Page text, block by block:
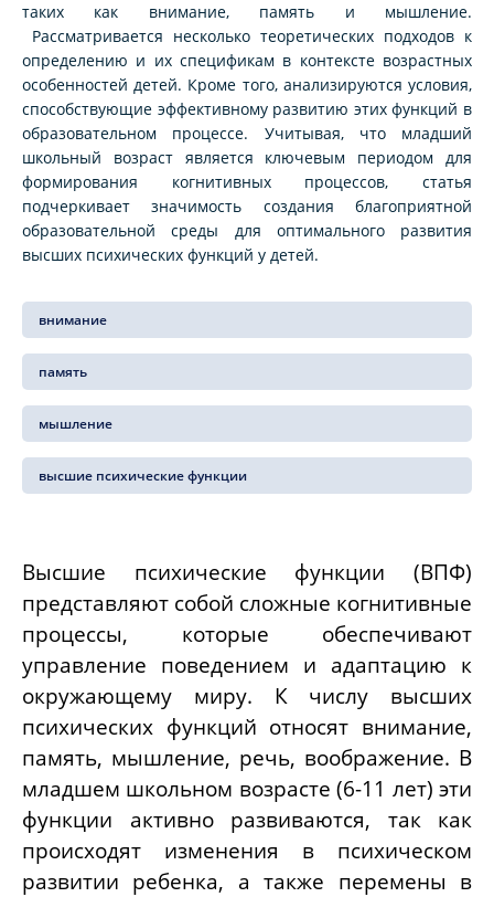
таких как внимание, память и мышление.
Рассматривается несколько теоретических подходов к
определению и их спецификам в контексте возрастных
особенностей детей. Кроме того, анализируются условия,
способствующие эффективному развитию этих функций в
образовательном процессе. Учитывая, что младший
школьный возраст является ключевым периодом для
формирования когнитивных процессов, статья
подчеркивает значимость создания благоприятной
образовательной среды для оптимального развития
высших психических функций у детей.
внимание
память
мышление
высшие психические функции
Высшие психические функции (ВПФ)
представляют собой сложные когнитивные
процессы, которые обеспечивают
управление поведением и адаптацию к
окружающему миру. К числу высших
психических функций относят внимание,
память, мышление, речь, воображение. В
младшем школьном возрасте (6-11 лет) эти
функции активно развиваются, так как
происходят изменения в психическом
развитии ребенка, а также перемены в